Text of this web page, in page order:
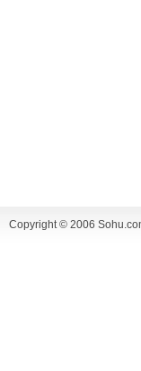
Copyright © 2006